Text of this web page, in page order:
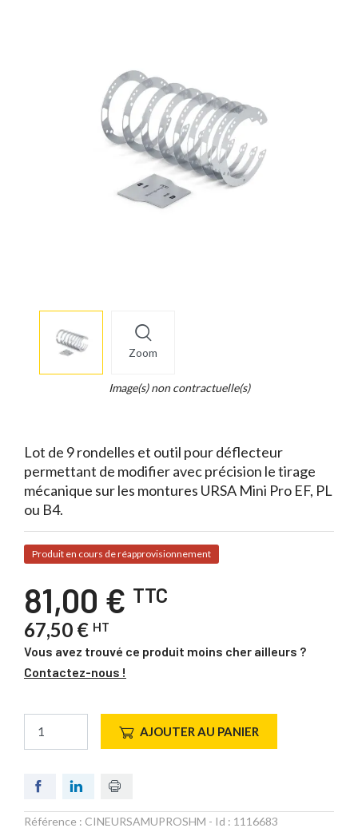
Zoom
info
Image(s) non contractuelle(s)
Lot de 9 rondelles et outil pour déflecteur
permettant de modifier avec précision le tirage
mécanique sur les montures URSA Mini Pro EF, PL
ou B4.
Produit en cours de réapprovisionnement
81,00 € TTC
67,50 € HT
Vous avez trouvé ce produit moins cher ailleurs ?
Contactez-nous !
AJOUTER AU PANIER
Référence : CINEURSAMUPROSHM - Id : 1116683